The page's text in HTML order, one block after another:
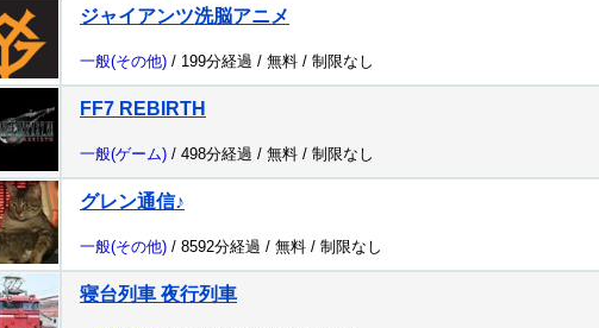
ジャイアンツ洗脳アニメ
一般(その他) / 199分経過 / 無料 / 制限なし
FF7 REBIRTH
一般(ゲーム) / 498分経過 / 無料 / 制限なし
グレン通信♪
一般(その他) / 8592分経過 / 無料 / 制限なし
寝台列車 夜行列車